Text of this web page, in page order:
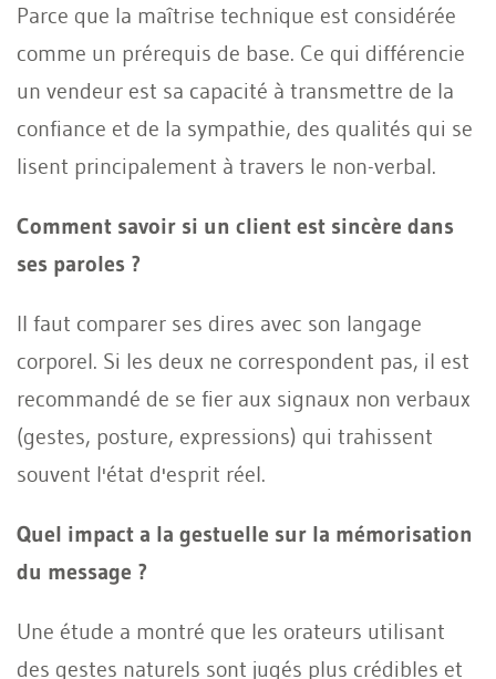
Parce que la maîtrise technique est considérée
comme un prérequis de base. Ce qui différencie
un vendeur est sa capacité à transmettre de la
confiance et de la sympathie, des qualités qui se
lisent principalement à travers le non-verbal.
Comment savoir si un client est sincère dans
ses paroles ?
Il faut comparer ses dires avec son langage
corporel. Si les deux ne correspondent pas, il est
recommandé de se fier aux signaux non verbaux
(gestes, posture, expressions) qui trahissent
souvent l'état d'esprit réel.
Quel impact a la gestuelle sur la mémorisation
du message ?
Une étude a montré que les orateurs utilisant
des gestes naturels sont jugés plus crédibles et